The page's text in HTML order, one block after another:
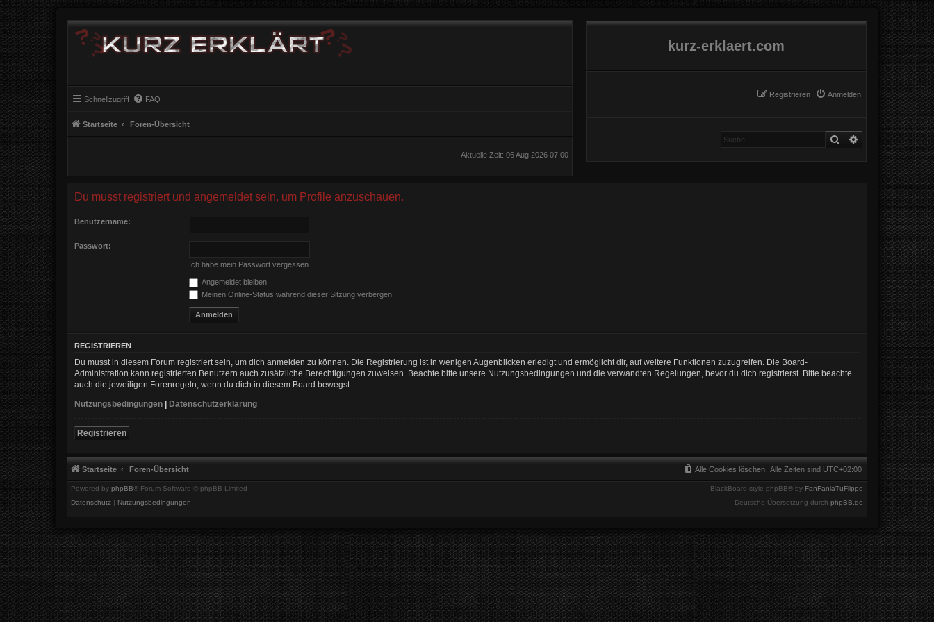
kurz-erklaert.com
Anmelden
Registrieren
Schnellzugriff FAQ
Startseite Foren-Übersicht
Suche Erweiterte Suche
Aktuelle Zeit: 06 Aug 2026 07:00
Du musst registriert und angemeldet sein, um Profile anzuschauen.
Benutzername:
Passwort:
Ich habe mein Passwort vergessen
Angemeldet bleiben
Meinen Online-Status während dieser Sitzung verbergen
REGISTRIEREN
Du musst in diesem Forum registriert sein, um dich anmelden zu können. Die Registrierung ist in wenigen Augenblicken erledigt und ermöglicht dir, auf weitere Funktionen zuzugreifen. Die Board-
Administration kann registrierten Benutzern auch zusätzliche Berechtigungen zuweisen. Beachte bitte unsere Nutzungsbedingungen und die verwandten Regelungen, bevor du dich registrierst. Bitte beachte
auch die jeweiligen Forenregeln, wenn du dich in diesem Board bewegst.
Nutzungsbedingungen | Datenschutzerklärung
Registrieren
Startseite Foren-Übersicht Alle Zeiten sind UTC+02:00
Alle Cookies löschen
Powered by phpBB® Forum Software © phpBB Limited BlackBoard style phpBB® by FanFanlaTuFlippe
Deutsche Übersetzung durch phpBB.de
Datenschutz | Nutzungsbedingungen